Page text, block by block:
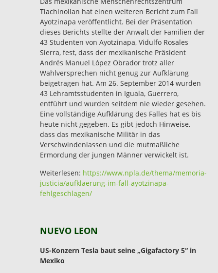
Tlachinollan hat einen weiteren Bericht zum Fall
Ayotzinapa veröffentlicht. Bei der Präsentation
dieses Berichts stellte der Anwalt der Familien der
43 Studenten von Ayotzinapa, Vidulfo Rosales
Sierra, fest, dass der mexikanische Präsident
Andrés Manuel López Obrador trotz aller
Wahlversprechen nicht genug zur Aufklärung
beigetragen hat. Am 26. September 2014 wurden
43 Lehramtsstudenten in Iguala, Guerrero,
entführt und wurden seitdem nie wieder gesehen.
Eine vollständige Aufklärung des Falles hat es bis
heute nicht gegeben. Es gibt jedoch Hinweise,
dass das mexikanische Militär in das
Verschwindenlassen und die mutmaßliche
Ermordung der jungen Männer verwickelt ist.
Weiterlesen: https://www.npla.de/thema/memoria-
justicia/aufklaerung-im-fall-ayotzinapa-
fehlgeschlagen/
NUEVO LEON
US-Konzern Tesla baut seine „Gigafactory 5“ in
Mexiko